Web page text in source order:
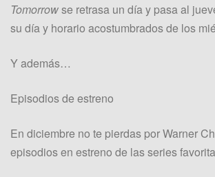
Tomorrowse retrasa un día y pasa al
su día y horario acostumbrados de los
Y además…
Episodios de estreno
En diciembre no te pierdas por Warner
episodios en estreno de las series